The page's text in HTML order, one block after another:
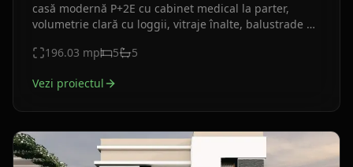
casă modernă P+2E cu cabinet medical la parter,
volumetrie clară cu loggii, vitraje înalte, balustrade de
196.03 mp 5 5
Vezi proiectul